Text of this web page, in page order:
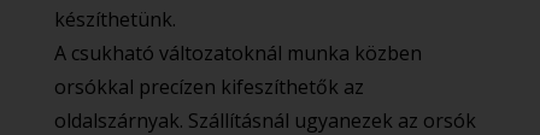
készíthetünk.
A csukható változatoknál munka közben
orsókkal precízen kifeszíthetők az
oldalszárnyak. Szállításnál ugyanezek az orsók